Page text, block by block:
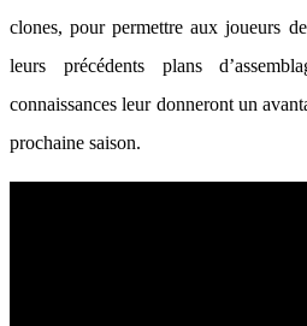
clones, pour permettre aux joueurs
leurs précédents plans
connaissances leur donneront un
prochaine saison.